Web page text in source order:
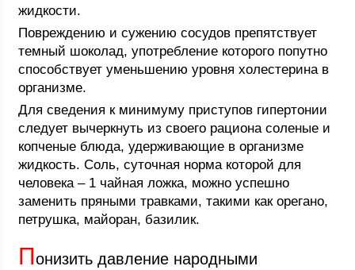
жидкости.
Повреждению и сужению сосудов препятствует
темный шоколад, употребление которого попутно
способствует уменьшению уровня холестерина в
организме.
Для сведения к минимуму приступов гипертонии
следует вычеркнуть из своего рациона соленые и
копченые блюда, удерживающие в организме
жидкость. Соль, суточная норма которой для
человека – 1 чайная ложка, можно успешно
заменить пряными травками, такими как орегано,
петрушка, майоран, базилик.
Понизить давление народными